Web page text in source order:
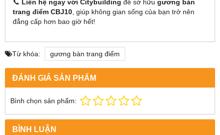
📞 Liên hệ ngay với Citybuilding để sở hữu gương bàn
trang điểm CBJ10 , giúp không gian sống của bạn trở nên
đẳng cấp hơn bao giờ hết!
Từ khóa: gương bàn trang điểm
ĐÁNH GIÁ SẢN PHẨM
Bình chọn sản phẩm:
BÌNH LUẬN